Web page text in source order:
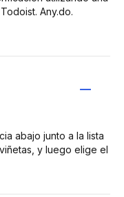
Any.do.
abajo junto a la lista
y luego elige el